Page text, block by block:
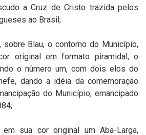
a Cruz de Cristo trazida pelos
ao Brasil;
sobre Blau, o contorno do Município,
original em formato piramidal, o
o número um, com dois elos do
dando a idéia da comemoração
do Município, emancipado
sua cor original um Aba-Larga,